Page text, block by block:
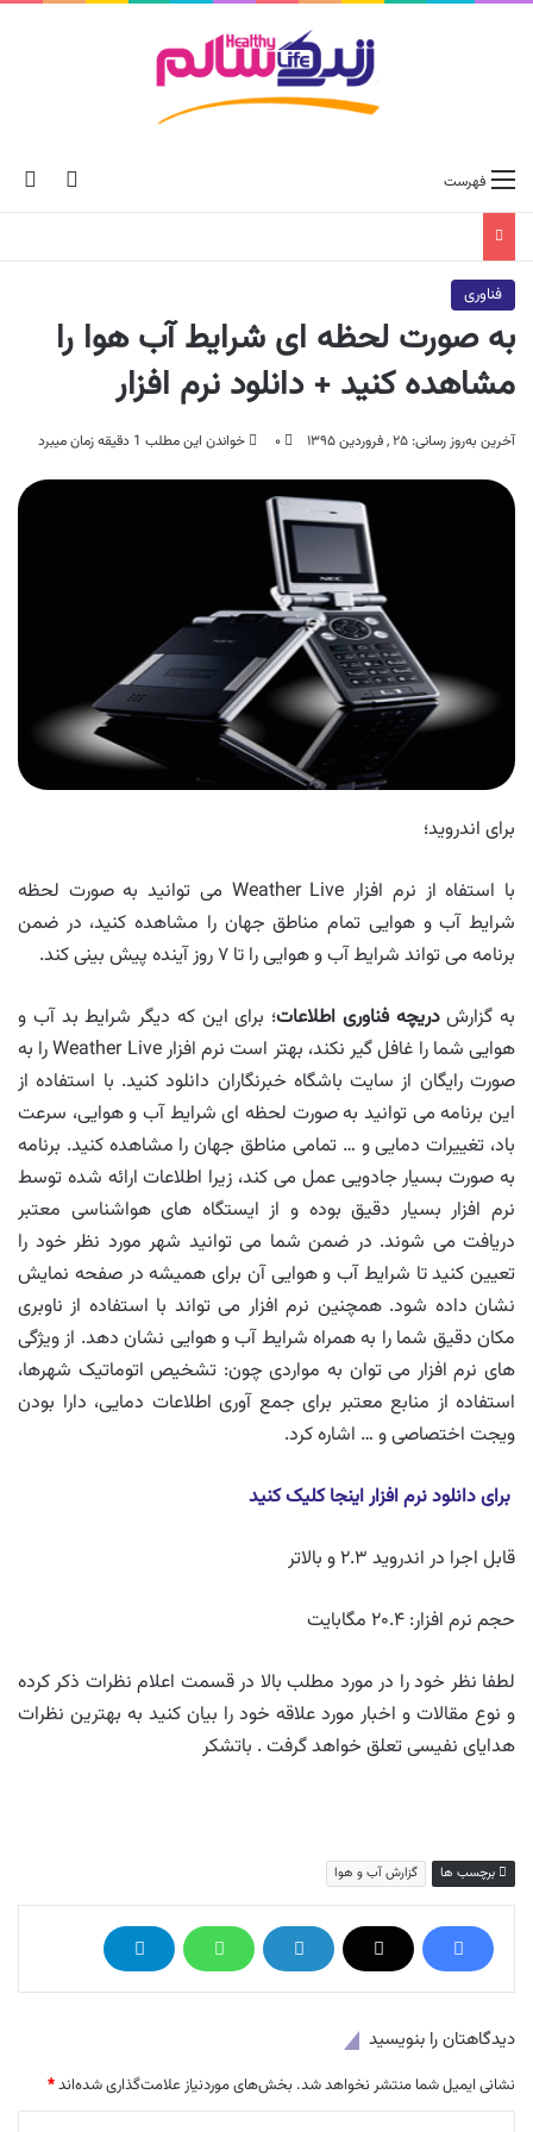
skin فهرست
فناوری
به صورت لحظه ای شرایط آب هوا را
مشاهده کنید + دانلود نرم افزار
آخرین به‌روز رسانی: ۲۵ , فروردین ۱۳۹۵ ۰ خواندن این مطلب 1 دقیقه زمان میبرد
برای اندروید؛
با استفاه از نرم افزار Weather Live می توانید به صورت لحظه
شرایط آب و هوایی تمام مناطق جهان را مشاهده کنید، در ضمن
برنامه می تواند شرایط آب و هوایی را تا ۷ روز آینده پیش بینی کند.
به گزارشدریچه فناوری اطلاعات؛ برای این که دیگر شرایط بد آب و
هوایی شما را غافل گیر نکند، بهتر است نرم افزار Weather Live را به
صورت رایگان از سایت باشگاه خبرنگاران دانلود کنید. با استفاده از
این برنامه می توانید به صورت لحظه ای شرایط آب و هوایی، سرعت
باد، تغییرات دمایی و … تمامی مناطق جهان را مشاهده کنید. برنامه
به صورت بسیار جادویی عمل می کند، زیرا اطلاعات ارائه شده توسط
نرم افزار بسیار دقیق بوده و از ایستگاه های هواشناسی معتبر
دریافت می شوند. در ضمن شما می توانید شهر مورد نظر خود را
تعیین کنید تا شرایط آب و هوایی آن برای همیشه در صفحه نمایش
نشان داده شود. همچنین نرم افزار می تواند با استفاده از ناوبری
مکان دقیق شما را به همراه شرایط آب و هوایی نشان دهد. از ویژگی
های نرم افزار می توان به مواردی چون: تشخیص اتوماتیک شهرها،
استفاده از منابع معتبر برای جمع آوری اطلاعات دمایی، دارا بودن
ویجت اختصاصی و … اشاره کرد.
برای دانلود نرم افزار اینجا کلیک کنید
قابل اجرا در اندروید ۲.۳ و بالاتر
حجم نرم افزار: ۲۰.۴ مگابایت
لطفا نظر خود را در مورد مطلب بالا در قسمت اعلام نظرات ذکر کرده
و نوع مقالات و اخبار مورد علاقه خود را بیان کنید به بهترین نظرات
هدایای نفیسی تعلق خواهد گرفت . باتشکر
برچسب ها گزارش آب و هوا
دیدگاهتان را بنویسید
نشانی ایمیل شما منتشر نخواهد شد. بخش‌های موردنیاز علامت‌گذاری شده‌اند*